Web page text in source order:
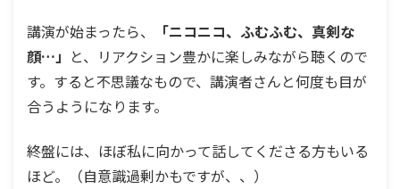
講演が始まったら、
「ニコニコ、ふむふむ、真剣な
顔…」 と、リアクション豊かに楽しみながら聴くので
す。すると不思議なもので、講演者さんと何度も目が
合うようになります。
終盤には、ほぼ私に向かって話してくださる方もいる
ほど。（自意識過剰かもですが、、）